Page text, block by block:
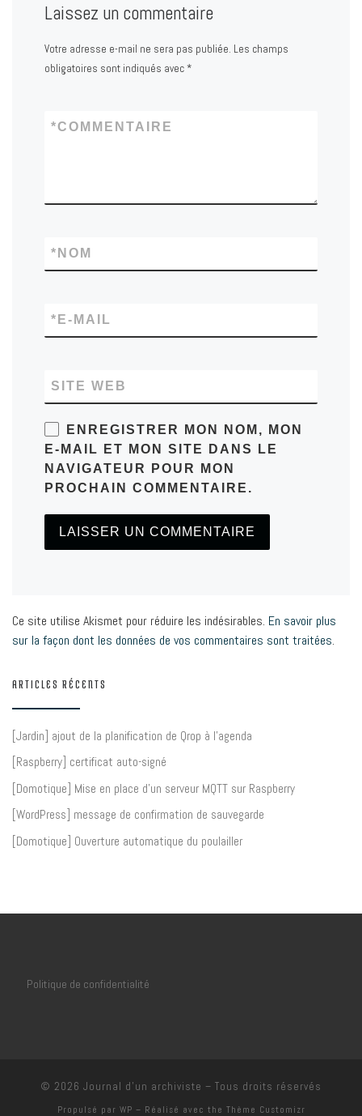
Laissez un commentaire
Votre adresse e-mail ne sera pas publiée. Les champs
obligatoires sont indiqués avec *
COMMENTAIRE
*
NOM
*
E-MAIL
*
SITE WEB
ENREGISTRER MON NOM, MON
E-MAIL ET MON SITE DANS LE
NAVIGATEUR POUR MON
PROCHAIN COMMENTAIRE.
Ce site utilise Akismet pour réduire les indésirables. En savoir plus
sur la façon dont les données de vos commentaires sont traitées.
ARTICLES RÉCENTS
[Jardin] ajout de la planification de Qrop à l’agenda
[Raspberry] certificat auto-signé
[Domotique] Mise en place d’un serveur MQTT sur Raspberry
[WordPress] message de confirmation de sauvegarde
[Domotique] Ouverture automatique du poulailler
Politique de confidentialité
© 2026 Journal d'un archiviste – Tous droits réservés
Propulsé par WP – Réalisé avec the Thème Customizr